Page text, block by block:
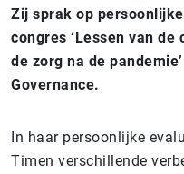
Zij sprak op
congres ‘Lessen van
de zorg na de
Governance.
In haar persoonlijke
Timen verschillende